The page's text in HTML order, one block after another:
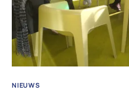
NIEUWS